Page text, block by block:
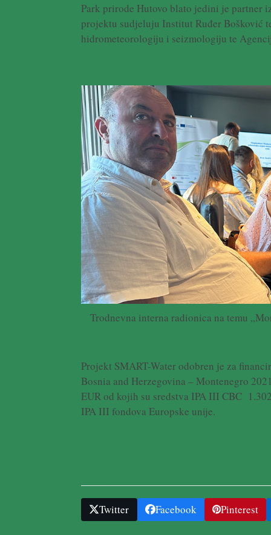
Park prirode Hutovo blato jedini je partner
projektu sudjeluju Institut Ruđer Bošković
hidrometeorologiju i seizmologiju te
Trodnevna interna radionica na temu
Projekt SMART-Water odobren je za
Bosnia and Herzegovina – Montenegro
EUR od kojih su sredstva IPA III CBC
IPA III fondova Europske unije.
Twitter Facebook Pinterest